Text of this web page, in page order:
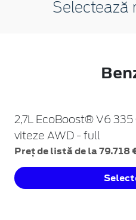
Selectează
2,7L EcoBoost® V6 335
viteze AWD - full
Preț de listă de la 79.718